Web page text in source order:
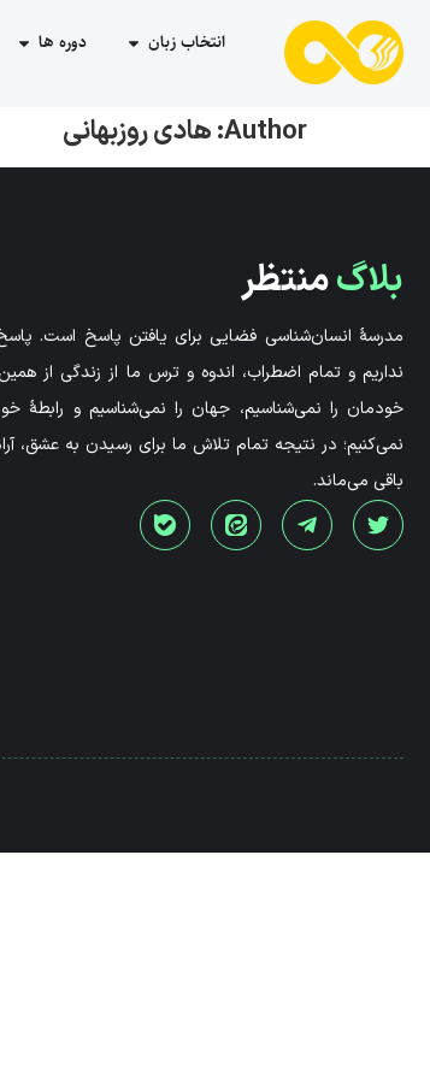
انتخاب زبان دوره ها
Author: هادی روزبهانی
بلاگمنتظر
مدرسۀ انسان‌شناسی فضایی برای یافتن پاسخ است. پاسخ
نداریم و تمام اضطراب، اندوه و ترس ما از زندگی از
خودمان را نمی‌شناسیم، جهان را نمی‌شناسیم و رابطۀ
نمی‌کنیم؛ در نتیجه تمام تلاش ما برای رسیدن به عشق،
باقی می‌ماند.